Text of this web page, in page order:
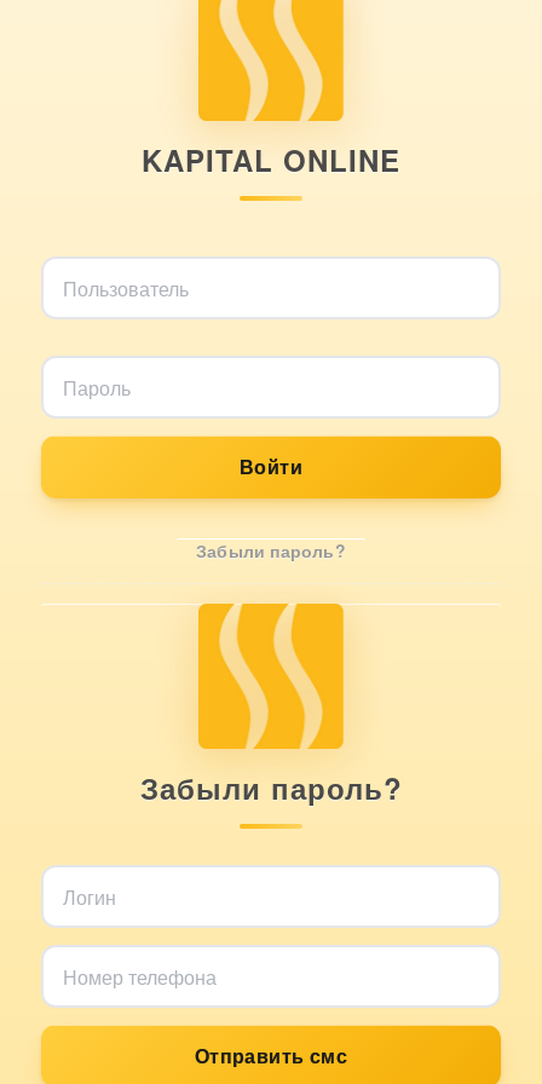
KAPITAL ONLINE
Войти
Забыли пароль?
Забыли пароль?
Отправить смс